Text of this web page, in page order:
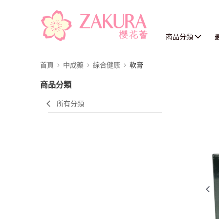
商品分類
首頁 中成藥 綜合健康 軟膏
商品分類
所有分類